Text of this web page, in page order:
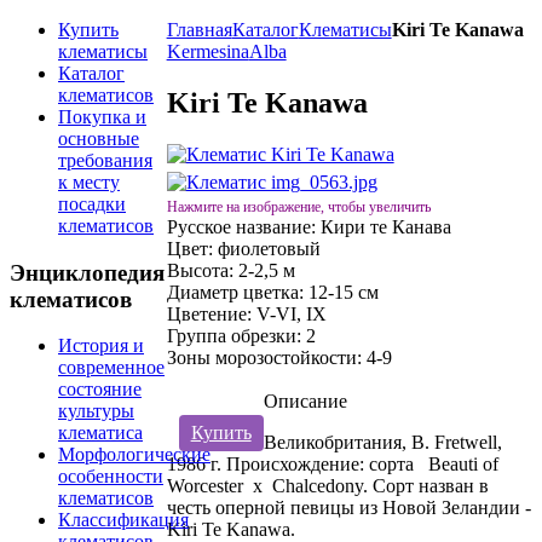
ГлавнаяКаталогКлематисыKiri Te Kanawa
KermesinaAlba
Kiri Te Kanawa
Нажмите на изображение, чтобы увеличить
Русское название: Кири те Канава
Цвет: фиолетовый
Высота: 2-2,5 м
Диаметр цветка: 12-15 см
Цветение: V-VI, IX
Группа обрезки: 2
Зоны морозостойкости: 4-9
Купить
Описание
Великобритания, B. Fretwell,
1986 г. Происхождение: сорта Beauti of
Worcester x Chalcedony. Сорт назван в
честь оперной певицы из Новой Зеландии -
Kiri Te Kanawa.
Купить
клематисы
Каталог
клематисов
Покупка и
основные
требования
к месту
посадки
клематисов
Энциклопедия
клематисов
История и
современное
состояние
культуры
клематиса
Морфологические
особенности
клематисов
Классификация